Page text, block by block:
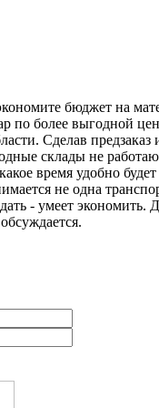
бюджет на
по более выгодной
Сделав предзаказ
склады не
время удобно будет
не одна
- умеет экономить.